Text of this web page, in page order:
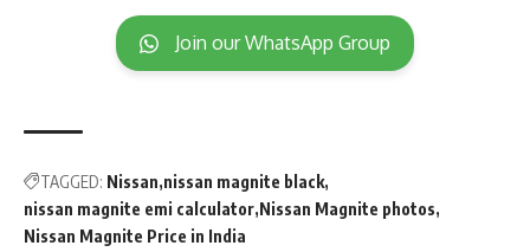
Join our WhatsApp Group
TAGGED: Nissan nissan magnite black
nissan magnite emi calculator Nissan Magnite photos
Nissan Magnite Price in India